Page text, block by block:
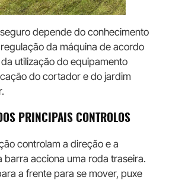
depende do conhecimento
da máquina de acordo
utilização do equipamento
do cortador e do jardim
PRINCIPAIS CONTROLOS
controlam a direção e a
acciona uma roda traseira.
a frente para se mover, puxe